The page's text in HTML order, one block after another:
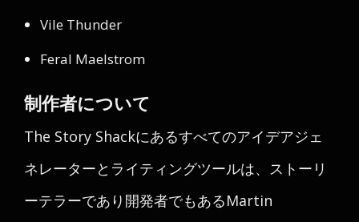
Vile Thunder
Feral Maelstrom
制作者について
The Story Shackにあるすべてのアイデアジェ
ネレーターとライティングツールは、ストーリ
ーテラーであり開発者でもあるMartin